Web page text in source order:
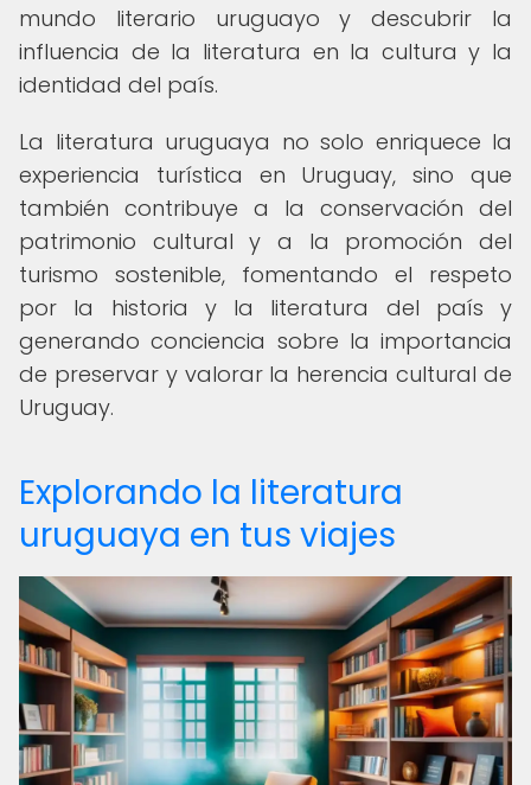
mundo literario uruguayo y descubrir la
influencia de la literatura en la cultura y la
identidad del país.
La literatura uruguaya no solo enriquece la
experiencia turística en Uruguay, sino que
también contribuye a la conservación del
patrimonio cultural y a la promoción del
turismo sostenible, fomentando el respeto
por la historia y la literatura del país y
generando conciencia sobre la importancia
de preservar y valorar la herencia cultural de
Uruguay.
Explorando la literatura
uruguaya en tus viajes